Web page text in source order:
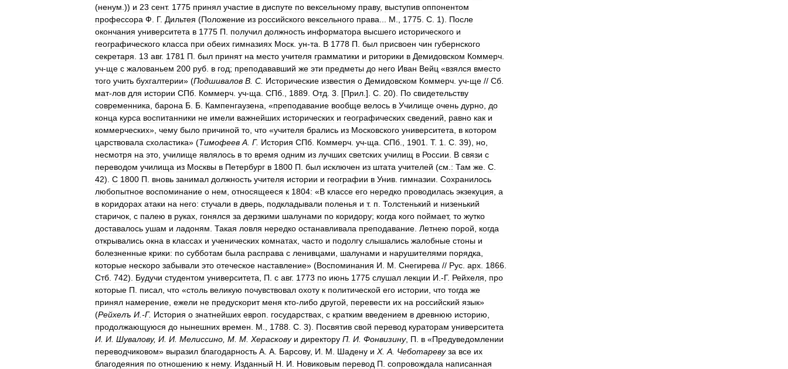
(ненум .)) и 23 сент. 1775 принял участие в диспуте по вексельному праву, выступив оппонентом
профессора Ф Г. Дильтея (Положение из российского вексельного права М 1775 С 1). После
окончания университета в 1775 П получил должность информатора высшего исторического и
географического класса при обеих гимназиях Моск ун-та В 1778 П был присвоен чин губернского
секретаря
13 авг. 1781 П был принят на место учителя грамматики и риторики в Демидовском Коммерч
уч-ще с жалованьем 200 руб в год; преподававший же эти предметы до него Иван Вейц «взялся вместо
того учить бухгалтерии» (Подшивалов В С Исторические известия о Демидовском Коммерч уч-ще // Сб
мат-лов для истории СПб Коммерч уч-ща СПб 1889 Отд 3 . [Прил .]. С 20). По свидетельству
современника барона Б Б Кампенгаузена , «преподавание вообще велось в Училище очень дурно до
конца курса воспитанники не имели важнейших исторических и географических сведений равно как и
коммерческих», чему было причиной то что «учителя брались из Московского университета в котором
царствовала схоластика» (Тимофеев А Г. История СПб Коммерч уч-ща СПб 1901 Т. 1 С 39), но
несмотря на это училище являлось в то время одним из лучших светских училищ в России В связи с
переводом училища из Москвы в Петербург в 1800 П был исключен из штата учителей (см : Там же С
42). С 1800 П вновь занимал должность учителя истории и географии в Унив гимназии Сохранилось
любопытное воспоминание о нем относящееся к 1804: «В классе его нередко проводилась экзекуция а
в коридорах атаки на него: стучали в дверь подкладывали поленья и т. п Толстенький и низенький
старичок с палею в руках гонялся за дерзкими шалунами по коридору; когда кого поймает, то жутко
доставалось ушам и ладоням Такая ловля нередко останавливала преподавание Летнею порой
когда
открывались окна в классах и ученических комнатах часто и подолгу слышались жалобные стоны и
болезненные крики: по субботам была расправа с ленивцами шалунами и нарушителями порядка
которые нескоро забывали это отеческое наставление» (Воспоминания И М Снегирева // Рус арх 1866
Стб 742). Будучи студентом университета П с авг. 1773 по июнь 1775 слушал лекции И .-Г. Рейхеля
про
которые П писал что «столь великую почувствовал охоту к политической его истории что тогда же
принял намерение ежели не предускорит меня кто-либо другой перевести их на российский язык»
(Рейхелъ И .-Г. История о знатнейших европ государствах с кратким введением в древнюю историю
продолжающуюся до нынешних времен М 1788 С 3). Посвятив свой перевод кураторам университета
И И Шувалову, И И Мелиссино М М Хераскову и директору П И Фонвизину, П в «Предуведомлении
переводчиковом» выразил благодарность А А Барсову, И М Шадену и X. А Чеботареву за все их
благодеяния по отношению к нему. Изданный Н И Новиковым перевод П сопровождала написанная